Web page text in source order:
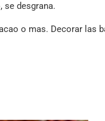
se desgrana.
o mas. Decorar las